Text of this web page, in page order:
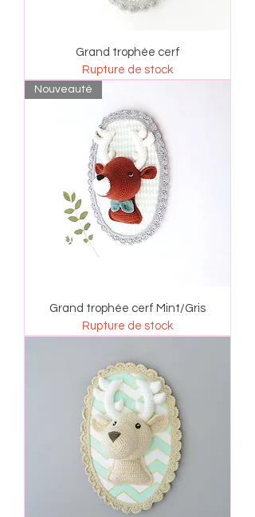
Grand trophée cerf
Rupture de stock
Nouveauté
Grand trophée cerf Mint/Gris
Rupture de stock